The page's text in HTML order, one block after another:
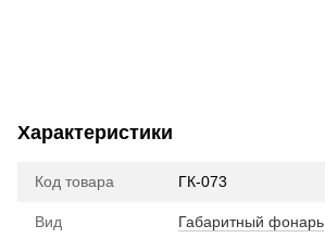
Характеристики
Код товара ГК-073
Вид Габаритный фонарь